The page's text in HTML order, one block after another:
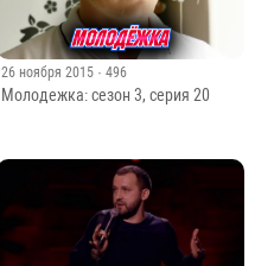
26 ноября 2015 · 496
Молодежка: сезон 3, серия 20